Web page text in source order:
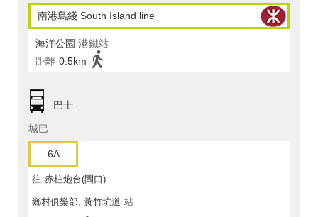
南港島綫 South Island line
海洋公園 港鐵站
距離 0.5km
巴士
城巴
6A
往 赤柱炮台(閘口)
鄉村俱樂部, 黃竹坑道 站